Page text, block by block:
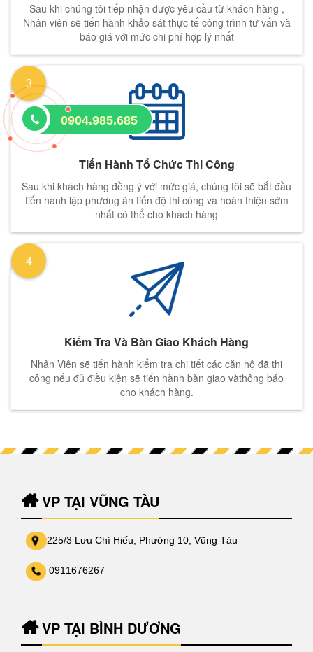
Sau khi chúng tôi tiếp nhận được yêu cầu từ khách hàng ,
Nhân viên sẽ tiến hành khảo sát thực tế công trình tư vấn và
báo giá với mức chi phí hợp lý nhất
Tiến Hành Tổ Chức Thi Công
Sau khi khách hàng đồng ý với mức giá, chúng tôi sẽ bắt đầu
tiến hành lập phương án tiến độ thi công và hoàn thiện sớm
nhất có thể cho khách hàng
3
Kiểm Tra Và Bàn Giao Khách Hàng
Nhân Viên sẽ tiến hành kiểm tra chi tiết các căn hộ đã thi
công nếu đủ điều kiện sẽ tiến hành bàn giao vàthông báo
cho khách hàng.
4
VP TẠI VŨNG TÀU
225/3 Lưu Chí Hiếu, Phường 10, Vũng Tàu
0911676267
VP TẠI BÌNH DƯƠNG
0904.985.685